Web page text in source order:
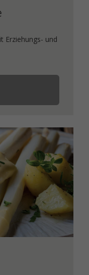
Erziehungs- und